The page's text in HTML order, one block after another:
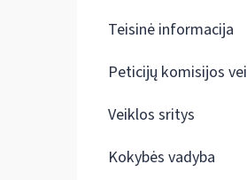
Teisinė informacija
Peticijų komisijos
Veiklos sritys
Kokybės vadyba